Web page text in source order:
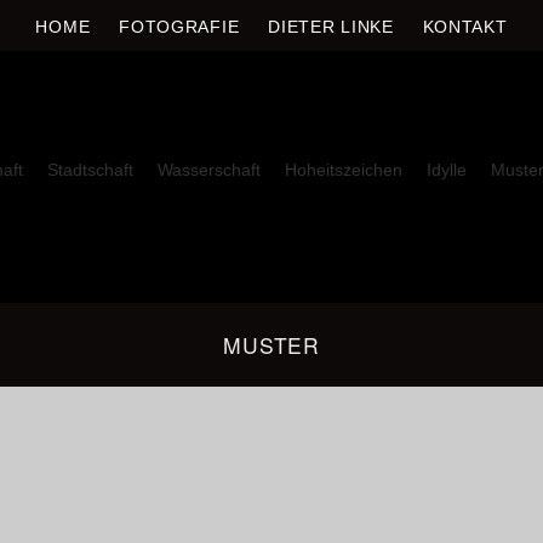
HOME FOTOGRAFIE DIETER LINKE KONTAKT
Stadtschaft Wasserschaft Hoheitszeichen Idylle Muster
MUSTER